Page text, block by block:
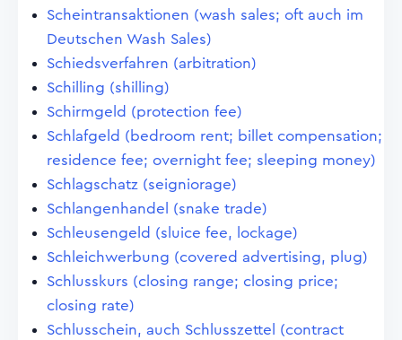
Scheintransaktionen (wash sales; oft auch im
Deutschen Wash Sales)
Schiedsverfahren (arbitration)
Schilling (shilling)
Schirmgeld (protection fee)
Schlafgeld (bedroom rent; billet compensation;
residence fee; overnight fee; sleeping money)
Schlagschatz (seigniorage)
Schlangenhandel (snake trade)
Schleusengeld (sluice fee, lockage)
Schleichwerbung (covered advertising, plug)
Schlusskurs (closing range; closing price;
closing rate)
Schlusschein, auch Schlusszettel (contract